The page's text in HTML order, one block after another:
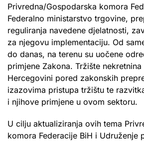
Privredna/Gospodarska komora
Federalno ministarstvo trgovine,
reguliranja navedene djelatnosti,
za njegovu implementaciju. Od
do danas, na terenu su uočene
primjene Zakona. Tržište nekretnina
Hercegovini pored zakonskih
izazovima pristupa tržištu te
i njihove primjene u ovom sektoru.
U cilju aktualiziranja ovih tema
komora Federacije BiH i Udruženje